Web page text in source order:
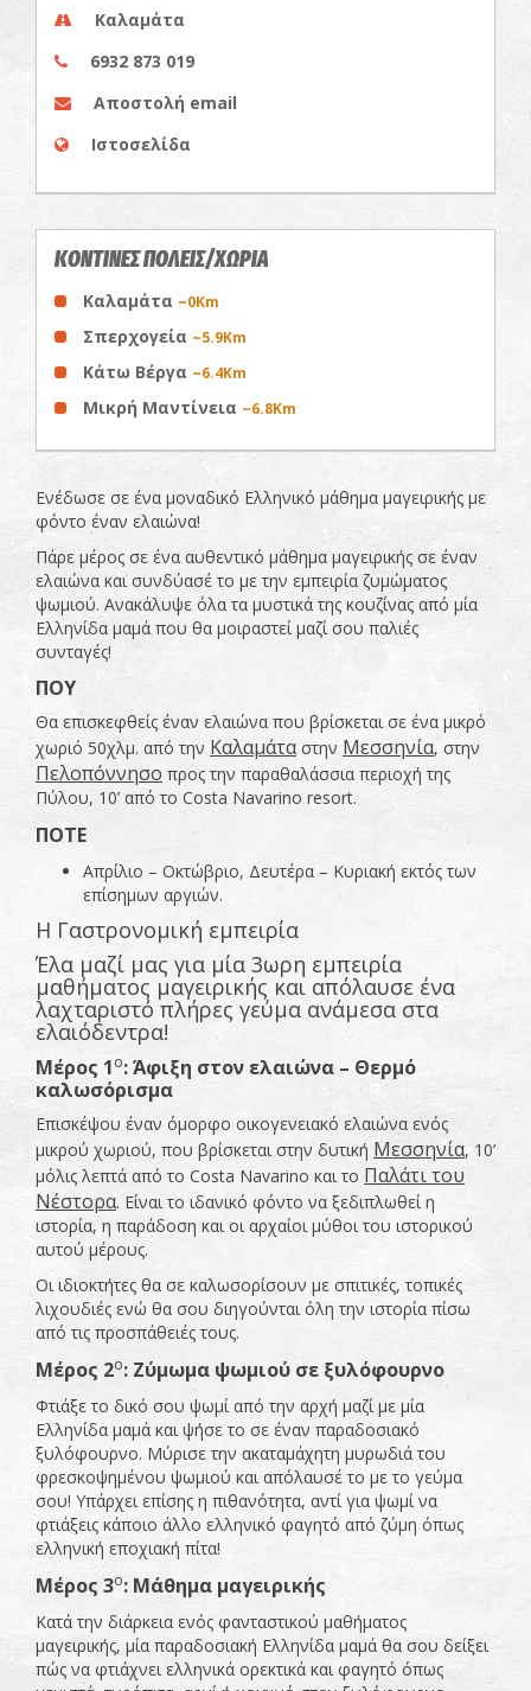
Καλαμάτα
6932 873 019
Αποστολή email
Ιστοσελίδα
ΚΟΝΤΙΝΕΣ ΠΟΛΕΙΣ/ΧΩΡΙΑ
Καλαμάτα ~0Km
Σπερχογεία ~5.9Km
Κάτω Βέργα ~6.4Km
Μικρή Μαντίνεια ~6.8Km
Ενέδωσε σε ένα μοναδικό Ελληνικό μάθημα μαγειρικής με
φόντο έναν ελαιώνα!
Πάρε μέρος σε ένα αυθεντικό μάθημα μαγειρικής σε έναν
ελαιώνα και συνδύασέ το με την εμπειρία ζυμώματος
ψωμιού. Ανακάλυψε όλα τα μυστικά της κουζίνας από μία
Ελληνίδα μαμά που θα μοιραστεί μαζί σου παλιές
συνταγές!
ΠΟΥ
Θα επισκεφθείς έναν ελαιώνα που βρίσκεται σε ένα μικρό
χωριό 50χλμ. από την Καλαμάταστην Μεσσηνία, στην
Πελοπόννησο προς την παραθαλάσσια περιοχή της
Πύλου, 10’ από το Costa Navarino resort.
ΠΟΤΕ
Απρίλιο – Οκτώβριο, Δευτέρα – Κυριακή εκτός των
επίσημων αργιών.
Η Γαστρονομική εμπειρία
Έλα μαζί μας για μία 3ωρη εμπειρία
μαθήματος μαγειρικής και απόλαυσε ένα
λαχταριστό πλήρες γεύμα ανάμεσα στα
ελαιόδεντρα!
Μέρος 1ο: Άφιξη στον ελαιώνα – Θερμό
καλωσόρισμα
Επισκέψου έναν όμορφο οικογενειακό ελαιώνα ενός
μικρού χωριού, που βρίσκεται στην δυτική Μεσσηνία, 10’
μόλις λεπτά από το Costa Navarino και το Παλάτι του
Νέστορα. Είναι το ιδανικό φόντο να ξεδιπλωθεί η
ιστορία, η παράδοση και οι αρχαίοι μύθοι του ιστορικού
αυτού μέρους.
Οι ιδιοκτήτες θα σε καλωσορίσουν με σπιτικές, τοπικές
λιχουδιές ενώ θα σου διηγούνται όλη την ιστορία πίσω
από τις προσπάθειές τους.
Μέρος 2ο: Ζύμωμα ψωμιού σε ξυλόφουρνο
Φτιάξε το δικό σου ψωμί από την αρχή μαζί με μία
Ελληνίδα μαμά και ψήσε το σε έναν παραδοσιακό
ξυλόφουρνο. Μύρισε την ακαταμάχητη μυρωδιά του
φρεσκοψημένου ψωμιού και απόλαυσέ το με το γεύμα
σου! Υπάρχει επίσης η πιθανότητα, αντί για ψωμί να
φτιάξεις κάποιο άλλο ελληνικό φαγητό από ζύμη όπως
ελληνική εποχιακή πίτα!
Μέρος 3ο: Μάθημα μαγειρικής
Κατά την διάρκεια ενός φανταστικού μαθήματος
μαγειρικής, μία παραδοσιακή Ελληνίδα μαμά θα σου δείξει
πώς να φτιάχνει ελληνικά ορεκτικά και φαγητό όπως